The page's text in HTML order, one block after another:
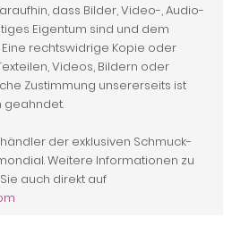
dass Bilder, Video-, Audio-
Eigentum sind und dem
rechtswidrige Kopie oder
Videos, Bildern oder
Zustimmung unsererseits ist
geahndet.
der exklusiven Schmuck-
Weitere Informationen zu
auch direkt auf